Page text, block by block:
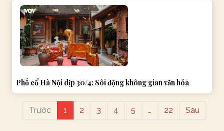
Phố cổ Hà Nội dịp 30/4: Sôi động không gian văn hóa
Trước 1 2 3 4 5 … 22 Sau